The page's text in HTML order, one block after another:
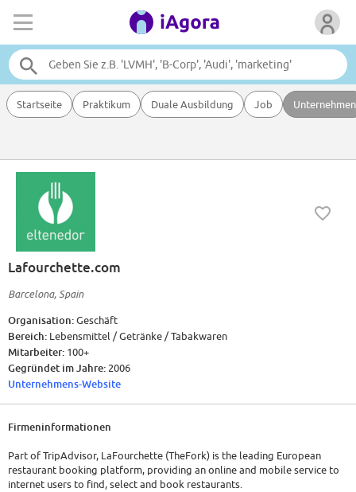
Startseite Praktikum Duale Ausbildung Job Unternehmen
Lafourchette.com
Barcelona, Spain
Organisation:Geschäft
Bereich: Lebensmittel / Getränke / Tabakwaren
Mitarbeiter: 100+
Gegründet im Jahre: 2006
Unternehmens-Website
Firmeninformationen
Part of TripAdvisor, LaFourchette (TheFork) is the leading European
restaurant booking platform, providing an online and mobile service to
internet users to find, select and book restaurants.